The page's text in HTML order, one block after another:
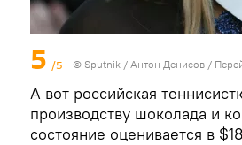
5 /5 © Sputnik / Антон Денисов /
А вот российская
производству шоколада и
состояние оценивается в